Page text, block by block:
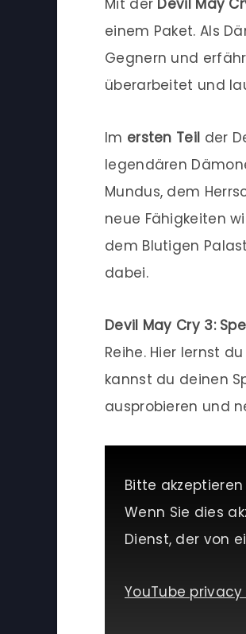
Mit der Devil May
einem Paket. Als
Gegnern und
überarbeitet und
Im ersten Teil der
legendären
Mundus, dem
neue Fähigkeiten
dem Blutigen
dabei.
Devil May Cry 3:
Reihe. Hier lernst
kannst du deinen
ausprobieren und
Bitte
Wenn Sie dies
Dienst, der von
YouTube